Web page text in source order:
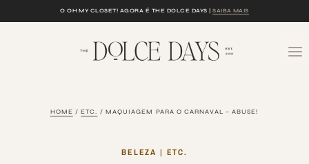
O OH MY CLOSET! AGORA É THE DOLCE DAYS |SAIBA MAIS
HOME / ETC. / MAQUIAGEM PARA O CARNAVAL – ABUSE!
BELEZA | ETC.